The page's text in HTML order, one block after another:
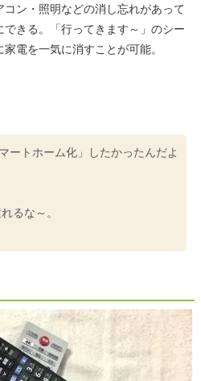
ン・照明などの消し忘れがあって
きる。「行ってきます～」のシー
電を一気に消すことが可能。
ートホーム化」したかったんだよ
るな～。